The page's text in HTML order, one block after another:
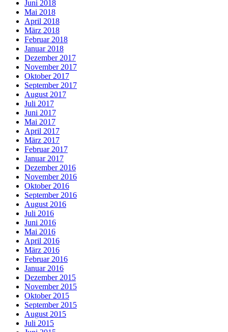
Juni 2018
Mai 2018
April 2018
März 2018
Februar 2018
Januar 2018
Dezember 2017
November 2017
Oktober 2017
September 2017
August 2017
Juli 2017
Juni 2017
Mai 2017
April 2017
März 2017
Februar 2017
Januar 2017
Dezember 2016
November 2016
Oktober 2016
September 2016
August 2016
Juli 2016
Juni 2016
Mai 2016
April 2016
März 2016
Februar 2016
Januar 2016
Dezember 2015
November 2015
Oktober 2015
September 2015
August 2015
Juli 2015